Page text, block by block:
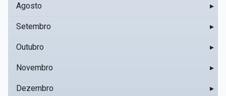
Agosto ▸
Setembro ▸
Outubro ▸
Novembro ▸
Dezembro ▸